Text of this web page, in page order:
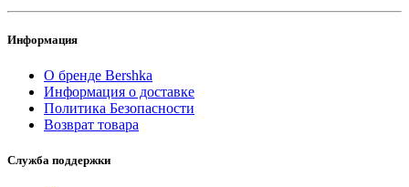
Информация
О бренде Bershka
Информация о доставке
Политика Безопасности
Возврат товара
Служба поддержки